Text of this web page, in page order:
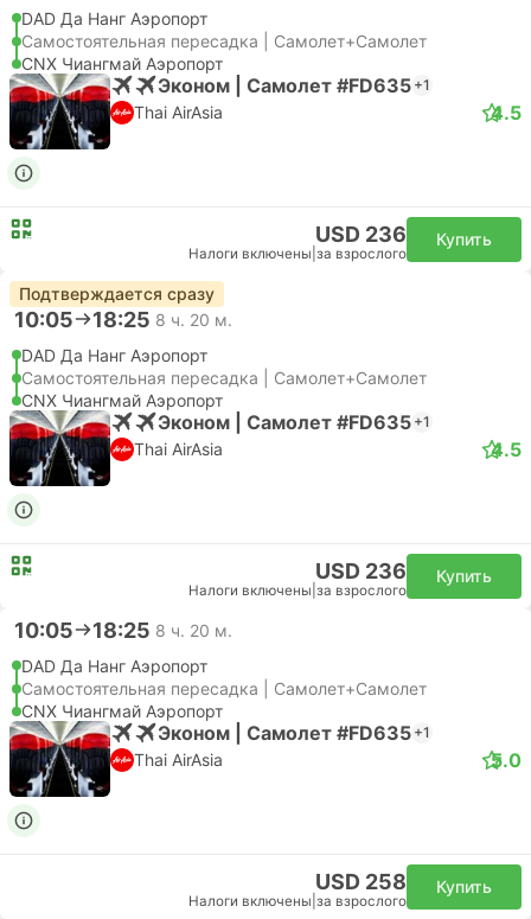
DAD Да Нанг Аэропорт
Самостоятельная пересадка | Самолет+Самолет
CNX Чиангмай Аэропорт
Эконом | Самолет #FD635 +1
Thai AirAsia 4.5
USD 236
Налоги включены за взрослого
Купить
Подтверждается сразу
10:05 18:25 8 ч. 20 м.
DAD Да Нанг Аэропорт
Самостоятельная пересадка | Самолет+Самолет
CNX Чиангмай Аэропорт
Эконом | Самолет #FD635 +1
Thai AirAsia 4.5
USD 236
Налоги включены за взрослого
Купить
10:05 18:25 8 ч. 20 м.
DAD Да Нанг Аэропорт
Самостоятельная пересадка | Самолет+Самолет
CNX Чиангмай Аэропорт
Эконом | Самолет #FD635 +1
Thai AirAsia 5.0
USD 258
Налоги включены за взрослого
Купить